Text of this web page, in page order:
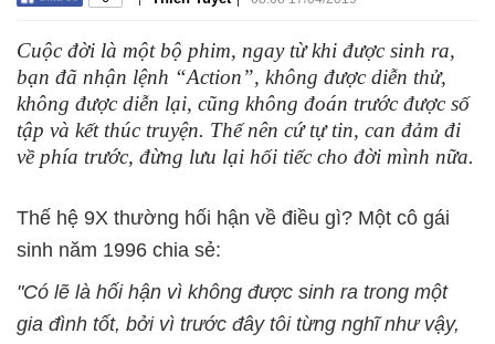
Cuộc đời là một bộ phim, ngay từ khi được sinh ra,
bạn đã nhận lệnh “Action”, không được diễn thử,
không được diễn lại, cũng không đoán trước được số
tập và kết thúc truyện. Thế nên cứ tự tin, can đảm đi
về phía trước, đừng lưu lại hối tiếc cho đời mình nữa.
Thế hệ 9X thường hối hận về điều gì? Một cô gái
sinh năm 1996 chia sẻ:
"Có lẽ là hối hận vì không được sinh ra trong một
gia đình tốt, bởi vì trước đây tôi từng nghĩ như vậy,